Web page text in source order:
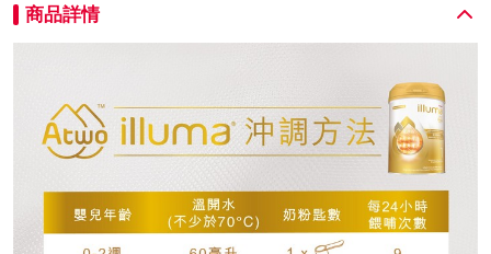
商品詳情